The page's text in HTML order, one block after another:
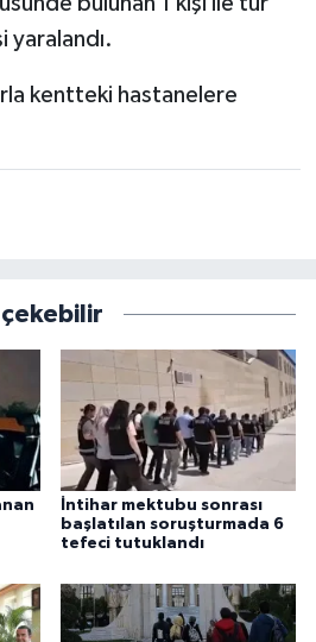
yaralandı.
kentteki hastanelere
çekebilir
İntihar mektubu sonrası
başlatılan soruşturmada 6
tefeci tutuklandı